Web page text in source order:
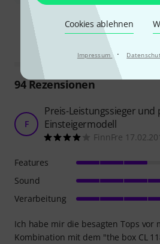
Cookies ablehnen
Impressum ·
Ist diese
94Rezensionen
F
Preis-Leistungssieger und
Einsteigermodell
FinnFre
Ich habe mir die besagten Tops vor
Kombination mit dem "the box CL
Features
Sound
Verarbeitung